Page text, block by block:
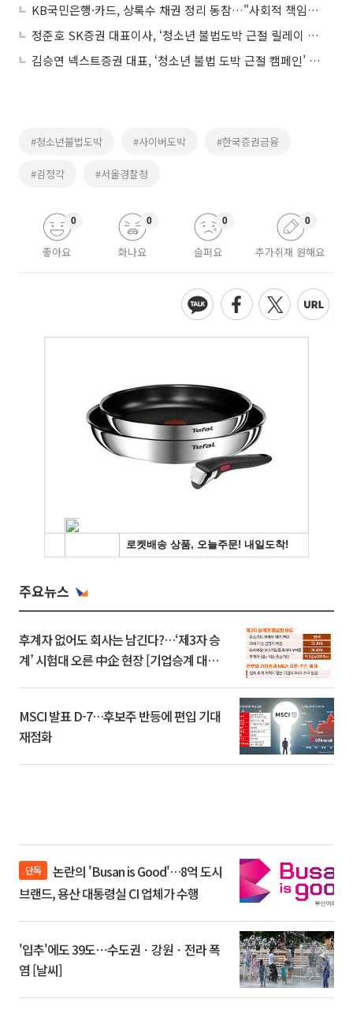
KB국민은행·카드, 상록수 채권 정리 동참…"사회적 책임 다할 것"
정준호 SK증권 대표이사, ‘청소년 불법도박 근절 릴레이 캠페인’ 동참
김승연 넥스트증권 대표, ‘청소년 불법 도박 근절 캠페인’ 동참
#청소년불법도박 #사이버도박 #한국증권금융
#김정각 #서울경찰청
좋아요
0
화나요
0
슬퍼요
0
추가취재 원해요
0
주요뉴스
후계자 없어도 회사는 남긴다?…‘제3자 승
계’ 시험대 오른 中企 현장 [기업승계 대전
MSCI 발표 D-7…후보주 반등에 편입 기대
재점화
단독
브랜드, 용산 대통령실 CI 업체가 수행
'입추'에도 39도⋯수도권ㆍ강원ㆍ전라 폭
염 [날씨]